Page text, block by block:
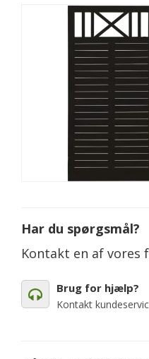
Har du spørgsmål?
Kontakt en af vores
Brug for hjælp?
Kontakt